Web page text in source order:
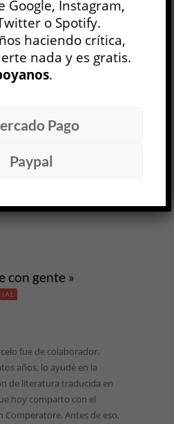
Schanton, Maximiliano
Crespo le dedicaron el
en el Patio de los
Cultural Recoleta, invitados
y Juan Maisonnave.
esté en otra parte.
con gente »
fue de colaborador.
años, lo ayudé en la
de literatura traducida en
hoy comparto con el
Comperatore. Antes de eso,
Google, Instagram,
o Spotify.
haciendo crítica,
nada y es gratis.
.
Pago
Paypal